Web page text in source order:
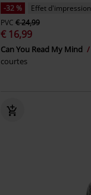
-32 %
Effet d'impression
PVC € 24,99
€ 16,99
Can You Read My Mind
courtes